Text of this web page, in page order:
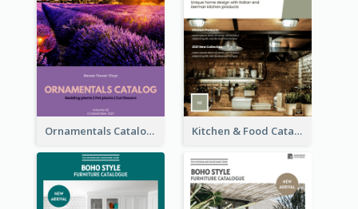
Ornamentals Catalog Kitchen & Food Catalog